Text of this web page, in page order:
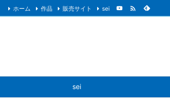
sei
ホーム 作品 販売サイト sei 